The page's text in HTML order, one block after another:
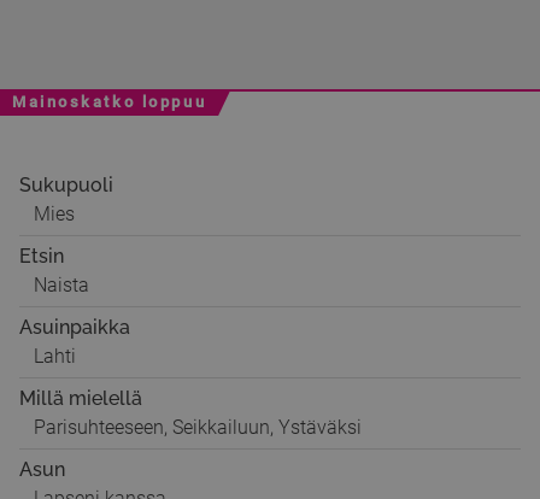
Mainoskatko loppuu
Sukupuoli
Mies
Etsin
Naista
Asuinpaikka
Lahti
Millä mielellä
Parisuhteeseen, Seikkailuun, Ystäväksi
Asun